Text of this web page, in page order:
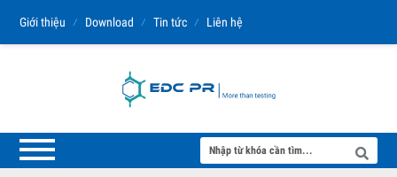
Giới thiệu ⁄ Download ⁄ Tin tức ⁄ Liên hệ